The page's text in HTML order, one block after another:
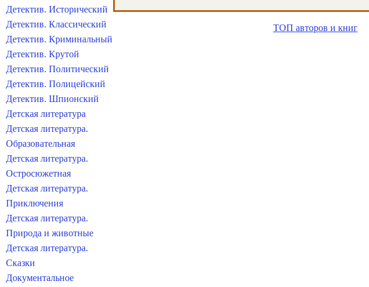
ТОП авторов и книг
Детектив. Исторический
Детектив. Классический
Детектив. Криминальный
Детектив. Крутой
Детектив. Политический
Детектив. Полицейский
Детектив. Шпионский
Детская литература
Детская литература.
Образовательная
Детская литература.
Остросюжетная
Детская литература.
Приключения
Детская литература.
Природа и животные
Детская литература.
Сказки
Документальное